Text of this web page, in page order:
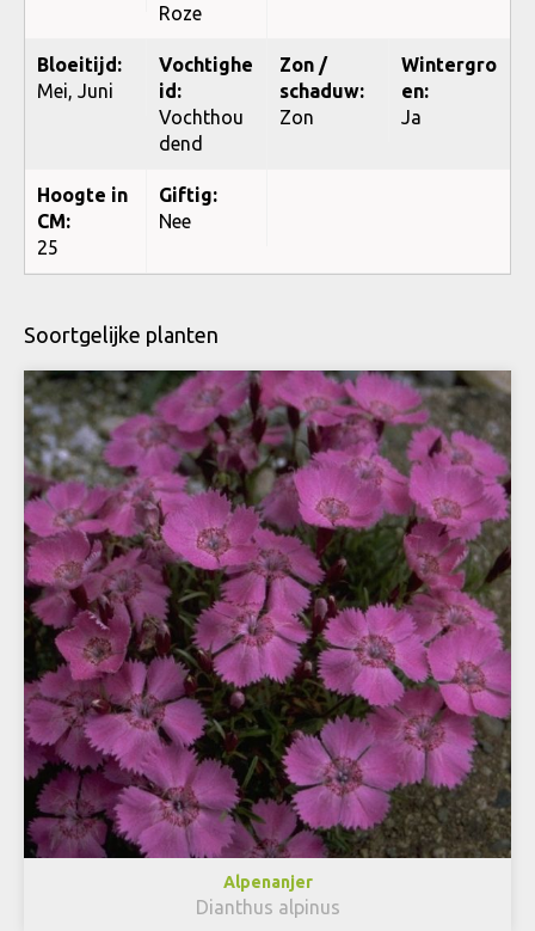
Roze
Bloeitijd:
Mei, Juni
Vochtighe
id:
Vochthou
dend
Zon /
schaduw:
Zon
Wintergro
en:
Ja
Hoogte in
CM:
25
Giftig:
Nee
Soortgelijke planten
Alpenanjer
Dianthus alpinus